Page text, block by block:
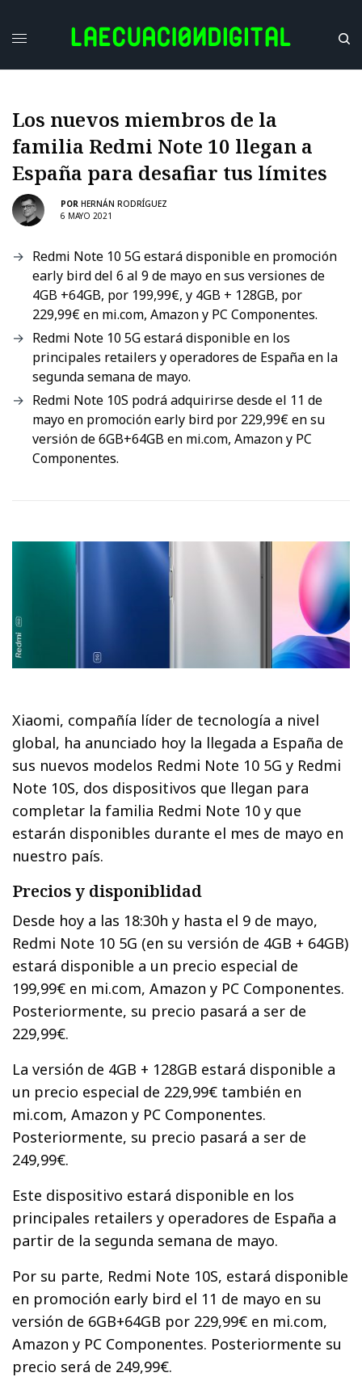
Los nuevos miembros de la
familia Redmi Note 10 llegan a
España para desafiar tus límites
POR HERNÁN RODRÍGUEZ
6 MAYO 2021
Redmi Note 10 5G estará disponible en promoción
early bird del 6 al 9 de mayo en sus versiones de
4GB +64GB, por 199,99€, y 4GB + 128GB, por
229,99€ en mi.com, Amazon y PC Componentes.
Redmi Note 10 5G estará disponible en los
principales retailers y operadores de España en la
segunda semana de mayo.
Redmi Note 10S podrá adquirirse desde el 11 de
mayo en promoción early bird por 229,99€ en su
versión de 6GB+64GB en mi.com, Amazon y PC
Componentes.
Xiaomi, compañía líder de tecnología a nivel
global, ha anunciado hoy la llegada a España de
sus nuevos modelos Redmi Note 10 5G y Redmi
Note 10S, dos dispositivos que llegan para
completar la familia Redmi Note 10 y que
estarán disponibles durante el mes de mayo en
nuestro país.
Precios y disponiblidad
Desde hoy a las 18:30h y hasta el 9 de mayo,
Redmi Note 10 5G (en su versión de 4GB + 64GB)
estará disponible a un precio especial de
199,99€ en mi.com, Amazon y PC Componentes.
Posteriormente, su precio pasará a ser de
229,99€.
La versión de 4GB + 128GB estará disponible a
un precio especial de 229,99€ también en
mi.com, Amazon y PC Componentes.
Posteriormente, su precio pasará a ser de
249,99€.
Este dispositivo estará disponible en los
principales retailers y operadores de España a
partir de la segunda semana de mayo.
Por su parte, Redmi Note 10S, estará disponible
en promoción early bird el 11 de mayo en su
versión de 6GB+64GB por 229,99€ en mi.com,
Amazon y PC Componentes. Posteriormente su
precio será de 249,99€.